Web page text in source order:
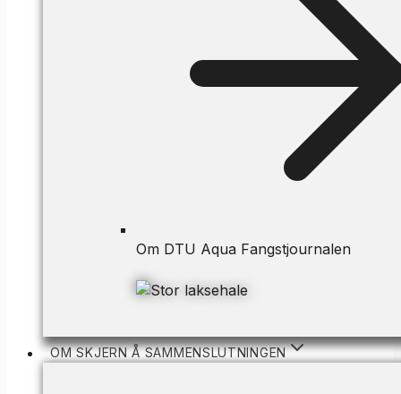
Om DTU Aqua Fangstjournalen
OM SKJERN Å SAMMENSLUTNINGEN